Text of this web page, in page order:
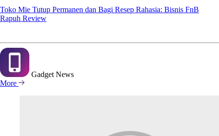
Toko Mie Tutup Permanen dan Bagi Resep Rahasia: Bisnis FnB
Rapuh Review
Gadget News
More